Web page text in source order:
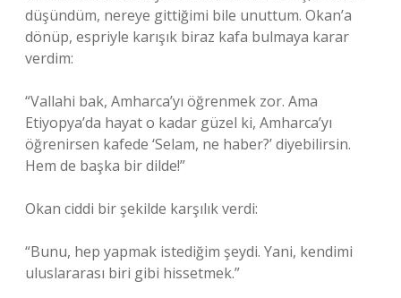
düşündüm, nereye gittiğimi bile unuttum. Okan’a
dönüp, espriyle karışık biraz kafa bulmaya karar
verdim:
“Vallahi bak, Amharca’yı öğrenmek zor. Ama
Etiyopya’da hayat o kadar güzel ki, Amharca’yı
öğrenirsen kafede ‘Selam, ne haber?’ diyebilirsin.
Hem de başka bir dilde!”
Okan ciddi bir şekilde karşılık verdi:
“Bunu, hep yapmak istediğim şeydi. Yani, kendimi
uluslararası biri gibi hissetmek.”